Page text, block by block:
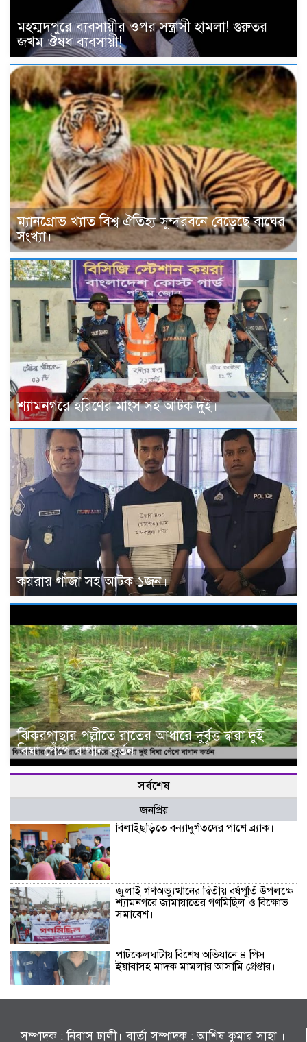
মহম্মদপুরে ব্যবসায়ীর ওপর সন্ত্রাসী হামলা! গুরুতর
জখম ঔষধ ব্যবসায়ী!
ম্যানগ্রোভ খ্যাত বিশ্ব ঐতিহ্য সুন্দরবনে বেড়েছে বাঘের
সংখ্যা।
শ্যামনগরে হরিণের মাংস সহ আটক দুই।
কয়রায় গাঁজা সহ আটক ১জন।
ঝিকরগাছার পল্লীতে রাতের আধারে দুর্বৃত্ত দ্বারা দুই
বিঘা পেঁপে বাগান কর্তন।
সর্বশেষ
জনপ্রিয়
বিলাইছড়িতে বন্যাদুর্গতদের পাশে ব্র্যাক।
জুলাই গণঅভ্যুত্থানের দ্বিতীয় বর্ষপূর্তি উপলক্ষে
শ্যামনগরে জামায়াতের গণমিছিল ও বিক্ষোভ
সমাবেশ।
পাটকেলঘাটায় বিশেষ অভিযানে ৪ পিস
ইয়াবাসহ মাদক মামলার আসামি গ্রেপ্তার।
তালায় জামায়াতের বিশাল গণমিছিল, ‘জুলাই
সনদ’ দ্রুত বাস্তবায়নের দাবি।
সম্পাদক : নিবাস ঢালী। বার্তা সম্পাদক : আশিষ কুমাৱ সাহা ।